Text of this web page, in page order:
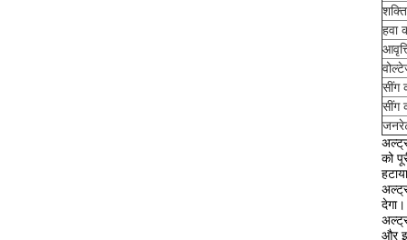
शक्ति
हवा
सींग
सींग
को
देगा।
और